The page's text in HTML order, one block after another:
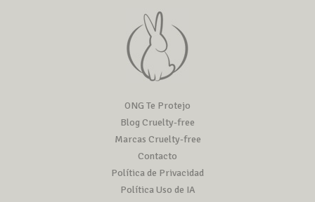
ONG Te Protejo
Blog Cruelty-free
Marcas Cruelty-free
Contacto
Política de Privacidad
Política Uso de IA